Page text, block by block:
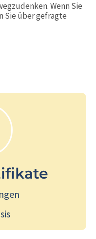
Wenn Sie
Sie über gefragte